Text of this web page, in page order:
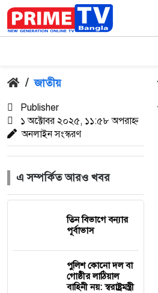
/ জাতীয়
Publisher
১ অক্টোবর ২০২৫, ১১:৫৮ অপরাহ্ন
অনলাইন সংস্করণ
এ সম্পর্কিত আরও খবর
তিন বিভাগে বন্যার
পূর্বাভাস
পুলিশ কোনো দল বা
গোষ্ঠীর লাঠিয়াল
বাহিনী নয়: স্বরাষ্ট্রমন্ত্রী